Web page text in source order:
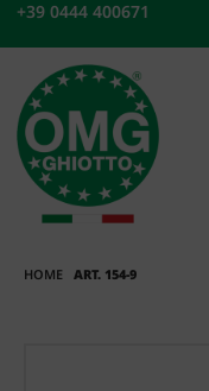
Vai
contenuto
+39 0444 400671
HOME ART. 154-9